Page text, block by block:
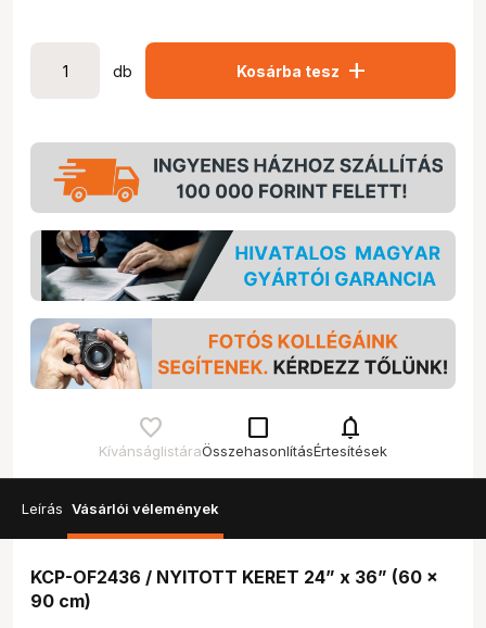
db Kosárba tesz add
Kívánságlistára
check_box_outline_blank
Összehasonlítás
notifications
Értesítések
Leírás Vásárlói vélemények
KCP-OF2436 / NYITOTT KERET 24” x 36” (60 x
90 cm)